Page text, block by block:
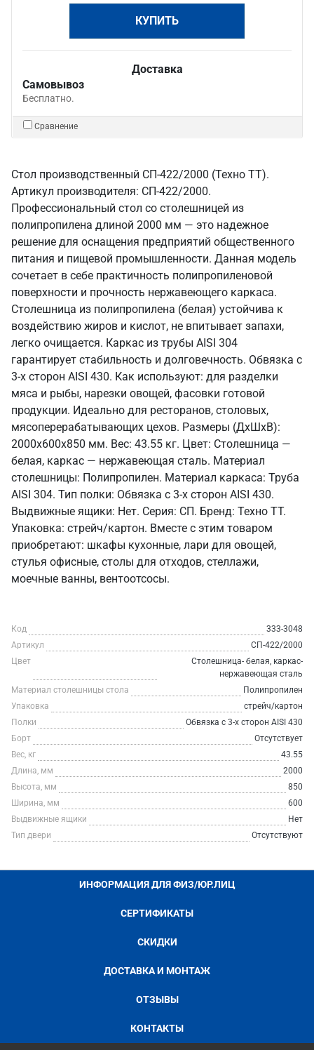
КУПИТЬ
Доставка
Самовывоз
Бесплатно.
Сравнение
Стол производственный СП-422/2000 (Техно ТТ).
Артикул производителя: СП-422/2000.
Профессиональный стол со столешницей из
полипропилена длиной 2000 мм — это надежное
решение для оснащения предприятий общественного
питания и пищевой промышленности. Данная модель
сочетает в себе практичность полипропиленовой
поверхности и прочность нержавеющего каркаса.
Столешница из полипропилена (белая) устойчива к
воздействию жиров и кислот, не впитывает запахи,
легко очищается. Каркас из трубы AISI 304
гарантирует стабильность и долговечность. Обвязка с
3-х сторон AISI 430. Как используют: для разделки
мяса и рыбы, нарезки овощей, фасовки готовой
продукции. Идеально для ресторанов, столовых,
мясоперерабатывающих цехов. Размеры (ДхШхВ):
2000x600x850 мм. Вес: 43.55 кг. Цвет: Столешница —
белая, каркас — нержавеющая сталь. Материал
столешницы: Полипропилен. Материал каркаса: Труба
AISI 304. Тип полки: Обвязка с 3-х сторон AISI 430.
Выдвижные ящики: Нет. Серия: СП. Бренд: Техно ТТ.
Упаковка: стрейч/картон. Вместе с этим товаром
приобретают: шкафы кухонные, лари для овощей,
стулья офисные, столы для отходов, стеллажи,
моечные ванны, вентоотсосы.
Код
333-3048
Артикул
СП-422/2000
Цвет
Столешница- белая, каркас-
нержавеющая сталь
Материал столешницы стола
Полипропилен
Упаковка
стрейч/картон
Полки
Обвязка с 3-х сторон AISI 430
Борт
Отсутствует
Вес, кг
43.55
Длина, мм
2000
Высота, мм
850
Ширина, мм
600
Выдвижные ящики
Нет
Тип двери
Отсутствуют
ИНФОРМАЦИЯ ДЛЯ ФИЗ/ЮР.ЛИЦ
СЕРТИФИКАТЫ
СКИДКИ
ДОСТАВКА И МОНТАЖ
ОТЗЫВЫ
КОНТАКТЫ